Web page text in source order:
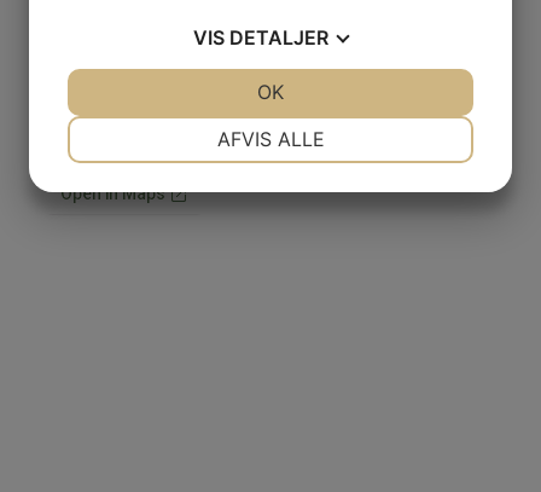
Find vej
VIS DETALJER
AFVIS ALLE
OK